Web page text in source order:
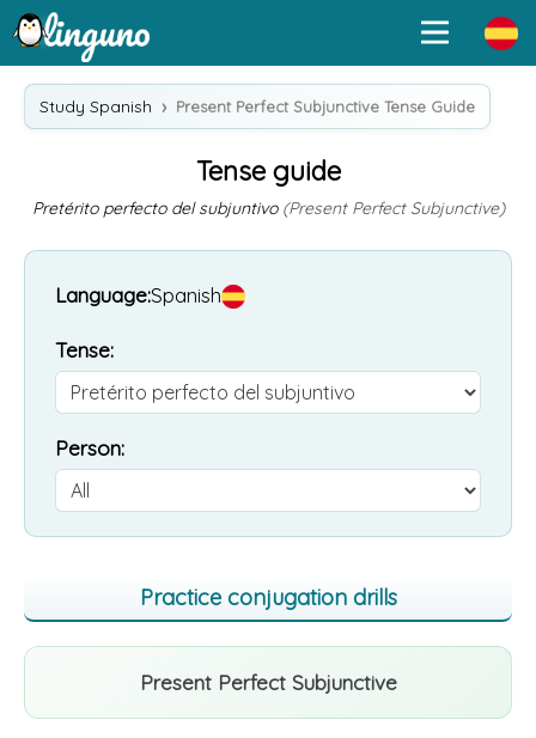
Study Spanish Present Perfect Subjunctive Tense Guide
Tense guide
Pretérito perfecto del subjuntivo (Present Perfect Subjunctive)
Language:Spanish
Tense:
Person:
Practice conjugation drills
Present Perfect Subjunctive